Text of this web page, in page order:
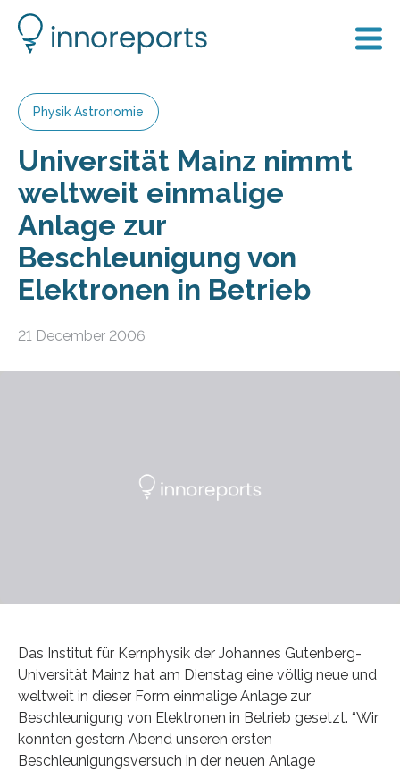
Physik Astronomie
Universität Mainz nimmt
weltweit einmalige
Anlage zur
Beschleunigung von
Elektronen in Betrieb
21 December 2006
Das Institut für Kernphysik der Johannes Gutenberg-
Universität Mainz hat am Dienstag eine völlig neue und
weltweit in dieser Form einmalige Anlage zur
Beschleunigung von Elektronen in Betrieb gesetzt. “Wir
konnten gestern Abend unseren ersten
Beschleunigungsversuch in der neuen Anlage